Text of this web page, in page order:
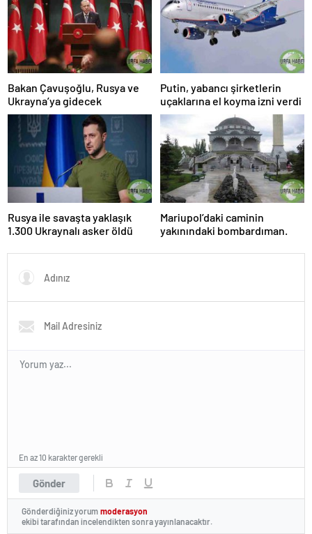
Bakan Çavuşoğlu, Rusya ve
Ukrayna’ya gidecek
Putin, yabancı şirketlerin
uçaklarına el koyma izni verdi
Rusya ile savaşta yaklaşık
1.300 Ukraynalı asker öldü
Mariupol’daki caminin
yakınındaki bombardıman.
Gönder
En az 10 karakter gerekli
Gönderdiğiniz yorum moderasyon
ekibi tarafından incelendikten sonra yayınlanacaktır.